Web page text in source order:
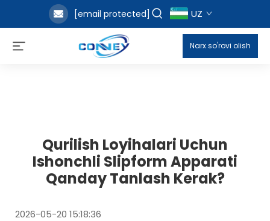
[email protected] UZ
Narx so'rovi olish
Qurilish Loyihalari Uchun
Ishonchli Slipform Apparati
Qanday Tanlash Kerak?
2026-05-20 15:18:36